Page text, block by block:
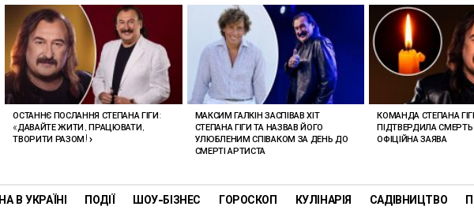
В УКРАЇНІ ПОДІЇ ШОУ-БІЗНЕС ГОРОСКОП КУЛІНАРІЯ САДІВНИЦТВО
ОСТАННЄ ПОСЛАННЯ СТЕПАНА ГІГИ:
«ДАВАЙТЕ ЖИТИ, ПРАЦЮВАТИ,
ТВОРИТИ РАЗОМ!»
МАКСИМ ГАЛКІН ЗАСПІВАВ ХІТ
СТЕПАНА ГІГИ ТА НАЗВАВ ЙОГО
УЛЮБЛЕНИМ СПІВАКОМ ЗА ДЕНЬ ДО
СМЕРТІ АРТИСТА
КОМАНДА СТЕПАНА
ПІДТВЕРДИЛА СМЕРТЬ
ОФІЦІЙНА ЗАЯВА